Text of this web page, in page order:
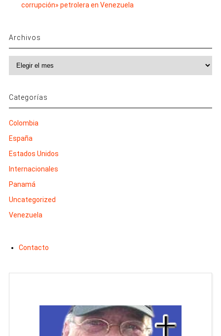
corrupción» petrolera en Venezuela
Archivos
Categorías
Colombia
España
Estados Unidos
Internacionales
Panamá
Uncategorized
Venezuela
Contacto